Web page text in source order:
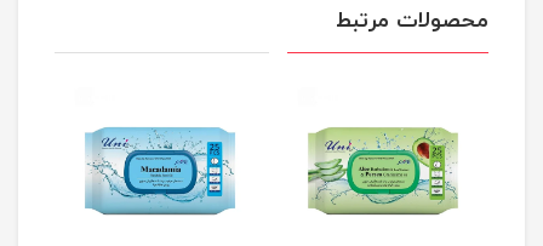
محصولات مرتبط